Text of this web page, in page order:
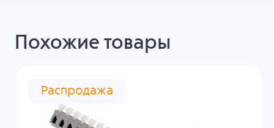
Похожие товары
Распродажа